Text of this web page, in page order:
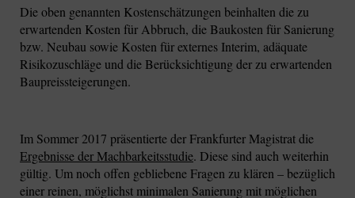
Die oben genannten Kostenschätzungen beinhalten die zu
erwartenden Kosten für Abbruch, die Baukosten für Sanierung
bzw. Neubau sowie Kosten für externes Interim, adäquate
Risikozuschläge und die Berücksichtigung der zu erwartenden
Baupreissteigerungen.
Im Sommer 2017 präsentierte der Frankfurter Magistrat die
Ergebnisse der Machbarkeitsstudie. Diese sind auch weiterhin
gültig. Um noch offen gebliebene Fragen zu klären – bezüglich
einer reinen, möglichst minimalen Sanierung mit möglichen